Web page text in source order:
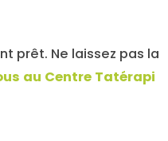
prêt. Ne laissez pas la
au Centre Tatérapi